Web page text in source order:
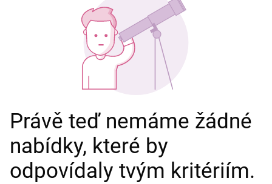
Právě teď nemáme žádné
nabídky, které by
odpovídaly tvým kritériím.